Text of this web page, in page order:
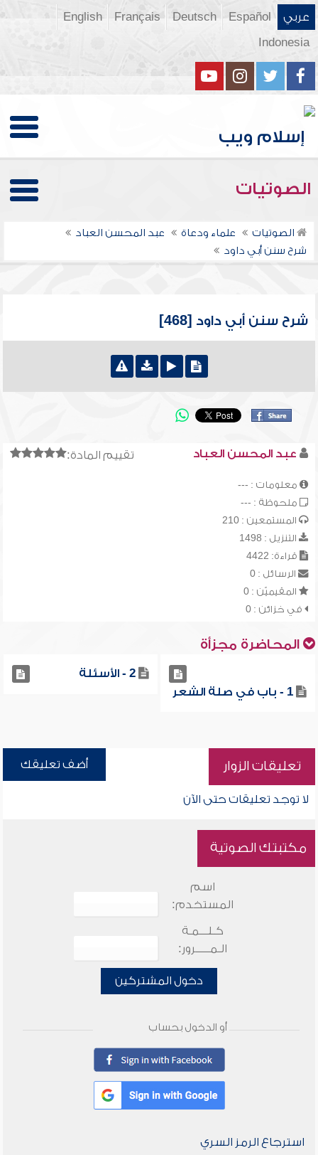
عربي Español
Deutsch
Français
English
Indonesia
الصوتيات
الصوتيات علماء ودعاة
عبد المحسن العباد
شرح سنن أبي داود
شرح سنن أبي داود [468]
تقييم المادة: عبد المحسن العباد
معلومات : ---
ملحوظة : ---
المستمعين : 210
التنزيل : 1498
قراءة: 4422
الرسائل : 0
المقيميّن : 0
في خزائن : 0
المحاضرة مجزأة
1 - باب في صلة الشعر
2 - الأسئلة
تعليقات الزوار أضف تعليقك
لا توجد تعليقات حتى الآن
مكتبتك الصوتية
اسم
المستخدم:
كـلـــمـة
الـمـــــرور:
دخول المشتركين
أو الدخول بحساب
استرجاع الرمز السري